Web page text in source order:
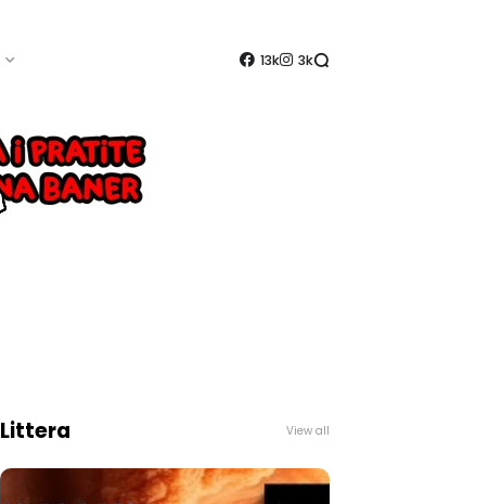
13k 3k
Littera View all